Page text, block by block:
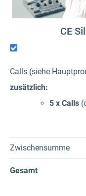
CE
Calls (siehe
zusätzlich:
5 x Calls
Zwischensumme
Gesamt